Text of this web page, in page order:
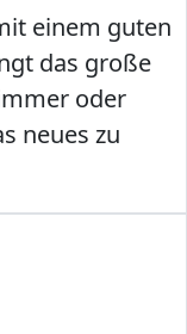
einem guten
das große
oder
neues zu